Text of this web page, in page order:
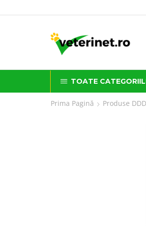
TOATE
Prima Pagină Produse DDD